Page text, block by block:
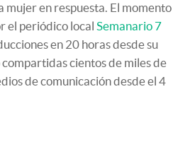
mujer en respuesta. El momento
el periódico local Semanario 7
en 20 horas desde su
cientos de miles de
de comunicación desde el 4